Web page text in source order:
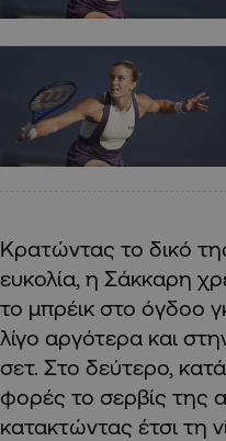
Κρατώντας το δικό
ευκολία, η Σάκκαρη
το μπρέικ στο όγδοο
λίγο αργότερα και
σετ. Στο δεύτερο,
φορές το σερβίς της
κατακτώντας έτσι τη